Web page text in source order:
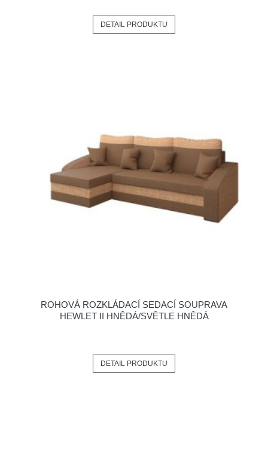
DETAIL PRODUKTU
ROHOVÁ ROZKLÁDACÍ SEDACÍ SOUPRAVA
HEWLET II HNĚDÁ/SVĚTLE HNĚDÁ
DETAIL PRODUKTU